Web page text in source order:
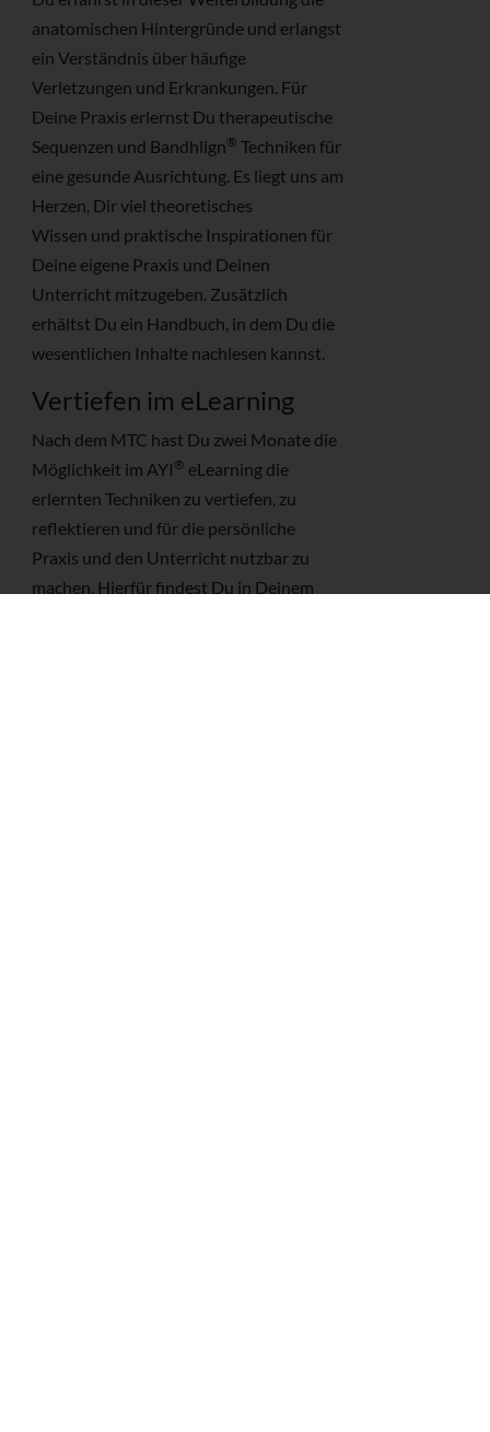
anatomischen Hintergründe und erlangst
ein Verständnis über häufige
Verletzungen und Erkrankungen. Für
Deine Praxis erlernst Du therapeutische
Sequenzen und Bandhlign® Techniken für
eine gesunde Ausrichtung. Es liegt uns am
Herzen, Dir viel theoretisches
Wissen und praktische Inspirationen für
Deine eigene Praxis und Deinen
Unterricht mitzugeben. Zusätzlich
erhältst Du ein Handbuch, in dem Du die
wesentlichen Inhalte nachlesen kannst.
Vertiefen im eLearning
Nach dem MTC hast Du zwei Monate die
Möglichkeit im AYI® eLearning die
erlernten Techniken zu vertiefen, zu
reflektieren und für die persönliche
Praxis und den Unterricht nutzbar zu
machen. Hierfür findest Du in Deinem